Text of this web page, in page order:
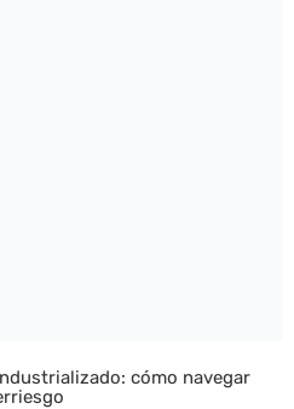
cómo navegar